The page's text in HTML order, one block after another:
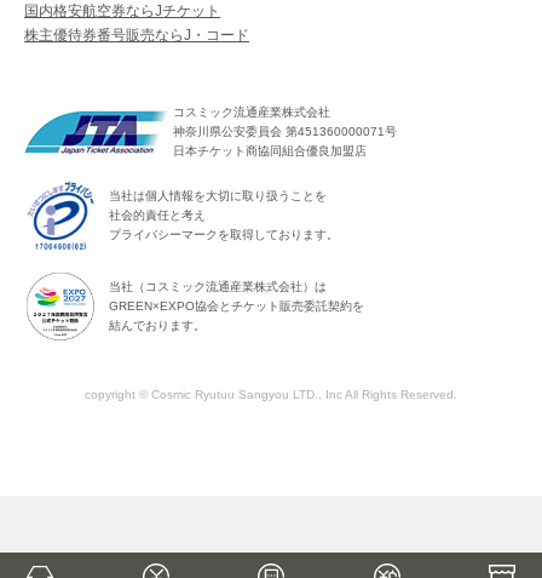
国内格安航空券ならJチケット
株主優待券番号販売ならJ・コード
コスミック流通産業株式会社
神奈川県公安委員会 第451360000071号
日本チケット商協同組合優良加盟店
当社は個人情報を大切に取り扱うことを
社会的責任と考え
プライバシーマークを取得しております。
当社（コスミック流通産業株式会社）は
GREEN×EXPO協会とチケット販売委託契約を
結んでおります。
copyright © Cosmic Ryutuu Sangyou LTD., Inc All Rights Reserved.